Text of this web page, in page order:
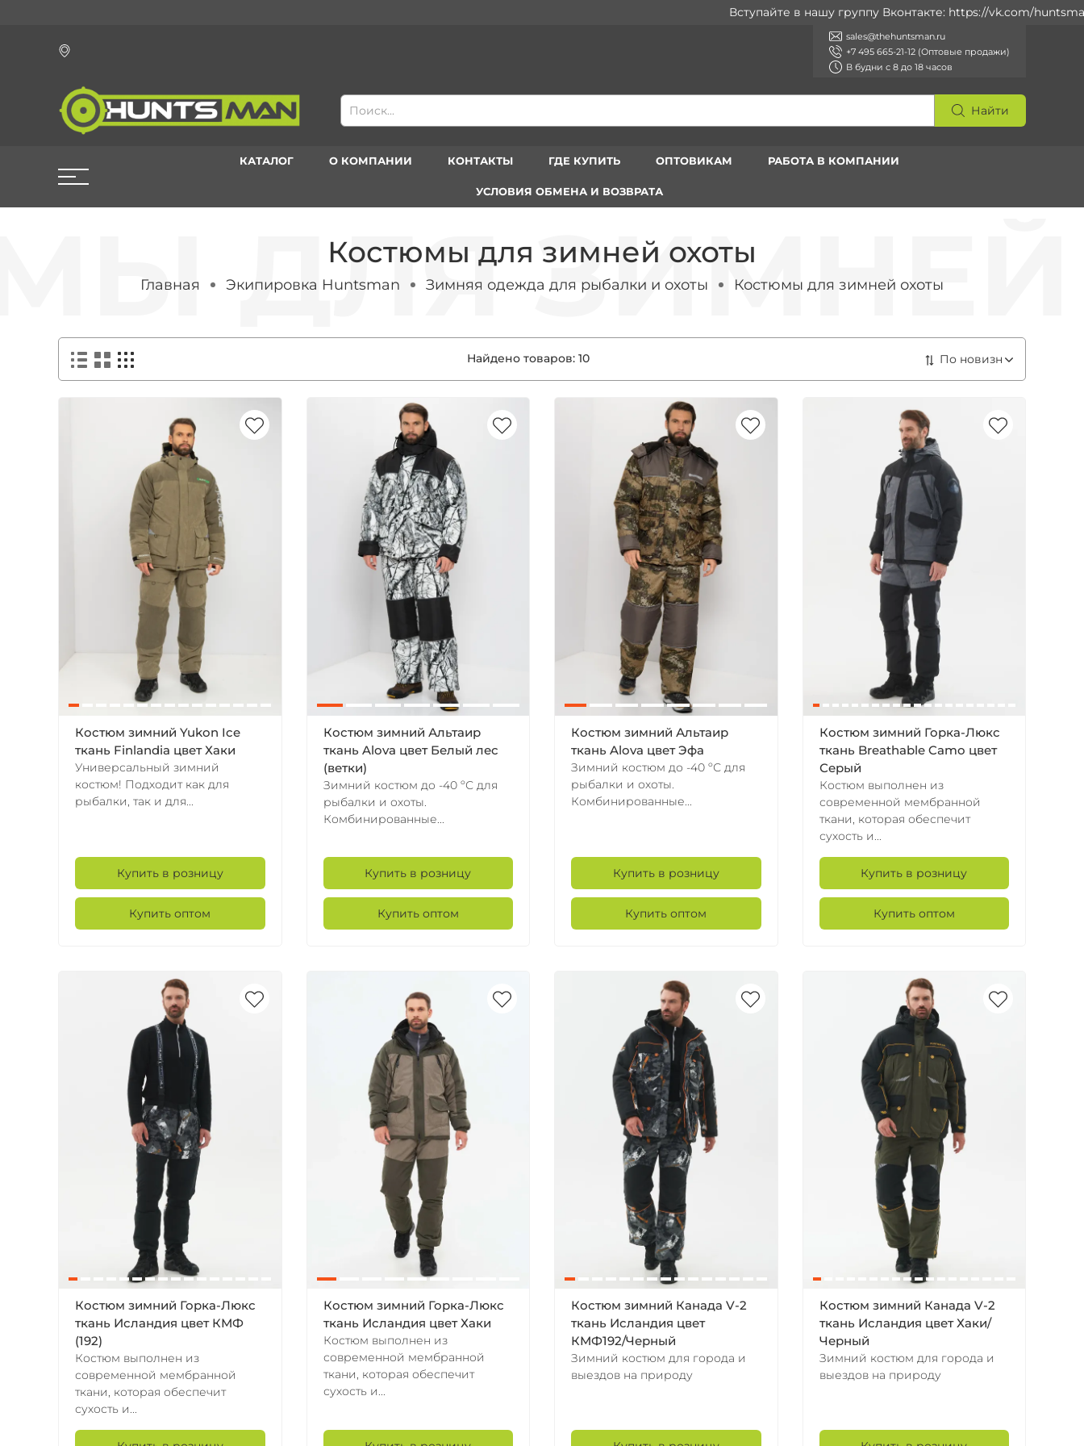
Вступайте в нашу группу Вконтакте: https://vk.com/huntsman_ru
sales@thehuntsman.ru
+7 495 665-21-12 (Оптовые продажи)
В будни с 8 до 18 часов
Найти
КАТАЛОГ О КОМПАНИИ КОНТАКТЫ ГДЕ КУПИТЬ ОПТОВИКАМ РАБОТА В КОМПАНИИ
УСЛОВИЯ ОБМЕНА И ВОЗВРАТА
Костюмы для зимней охоты
Главная Экипировка Huntsman Зимняя одежда для рыбалки и охоты Костюмы для зимней охоты
Найдено товаров: 10
Костюм зимний Yukon Ice
ткань Finlandia цвет Хаки
Универсальный зимний
костюм! Подходит как для
рыбалки, так и для...
Купить в розницу
Купить оптом
Костюм зимний Альтаир
ткань Alova цвет Белый лес
(ветки)
Зимний костюм до -40 ºС для
рыбалки и охоты.
Комбинированные...
Купить в розницу
Купить оптом
Костюм зимний Альтаир
ткань Alova цвет Эфа
Зимний костюм до -40 ºС для
рыбалки и охоты.
Комбинированные...
Купить в розницу
Купить оптом
Костюм зимний Горка-Люкс
ткань Breathable Camo цвет
Серый
Костюм выполнен из
современной мембранной
ткани, которая обеспечит
сухость и...
Купить в розницу
Купить оптом
Костюм зимний Горка-Люкс
ткань Исландия цвет КМФ
(192)
Костюм выполнен из
современной мембранной
ткани, которая обеспечит
сухость и...
Костюм зимний Горка-Люкс
ткань Исландия цвет Хаки
Костюм выполнен из
современной мембранной
ткани, которая обеспечит
сухость и...
Костюм зимний Канада V-2
ткань Исландия цвет
КМФ192/Черный
Зимний костюм для города и
выездов на природу
Костюм зимний Канада V-2
ткань Исландия цвет Хаки/
Черный
Зимний костюм для города и
выездов на природу